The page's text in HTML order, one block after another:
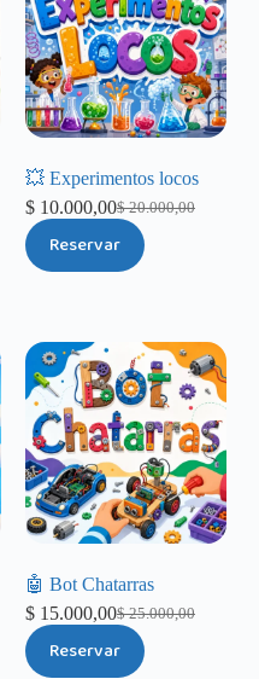
💥 Experimentos locos
$20.000,00
$10.000,00
Reservar
🤖 Bot Chatarras
$25.000,00
$15.000,00
Reservar